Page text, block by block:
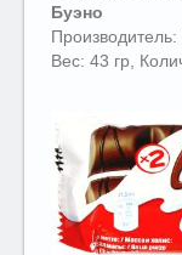
Буэно
Вес: 43 гр,